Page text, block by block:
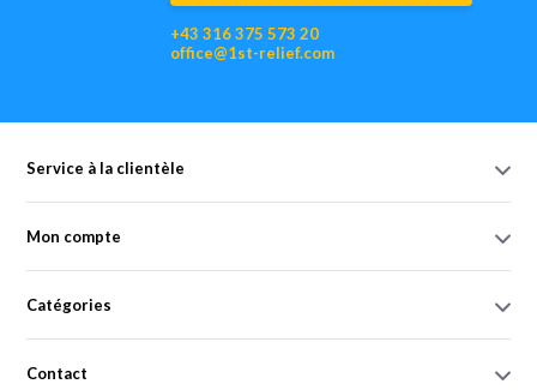
+43 316 375 573 20
office@1st-relief.com
Service à la clientèle
Mon compte
Catégories
Contact